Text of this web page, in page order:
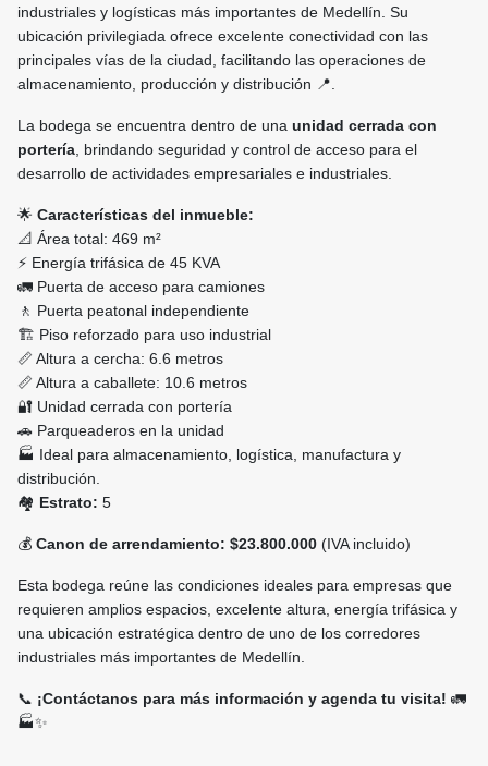
industriales y logísticas más importantes de Medellín. Su
ubicación privilegiada ofrece excelente conectividad con las
principales vías de la ciudad, facilitando las operaciones de
almacenamiento, producción y distribución 📍.
La bodega se encuentra dentro de una unidad cerrada con
portería , brindando seguridad y control de acceso para el
desarrollo de actividades empresariales e industriales.
🌟 Características del inmueble:
📐 Área total: 469 m²
⚡ Energía trifásica de 45 KVA
🚛 Puerta de acceso para camiones
🚶 Puerta peatonal independiente
🏗️ Piso reforzado para uso industrial
📏 Altura a cercha: 6.6 metros
📏 Altura a caballete: 10.6 metros
🔐 Unidad cerrada con portería
🚗 Parqueaderos en la unidad
🏭 Ideal para almacenamiento, logística, manufactura y
distribución.
🏘️ Estrato: 5
💰 Canon de arrendamiento: $23.800.000 (IVA incluido)
Esta bodega reúne las condiciones ideales para empresas que
requieren amplios espacios, excelente altura, energía trifásica y
una ubicación estratégica dentro de uno de los corredores
industriales más importantes de Medellín.
📞 ¡Contáctanos para más información y agenda tu visita! 🚛
🏭✨